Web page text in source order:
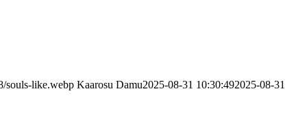
souls-like.webp Kaarosu Damu2025-08-31 10:30:492025-08-31